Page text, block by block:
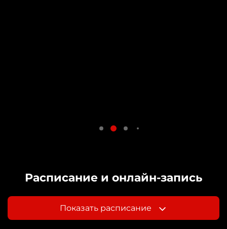
Расписание и онлайн-запись
Показать расписание